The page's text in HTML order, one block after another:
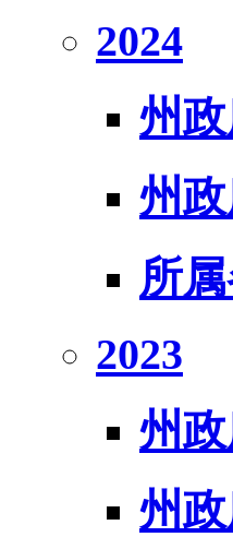
2024
州
州
所
2023
州
州